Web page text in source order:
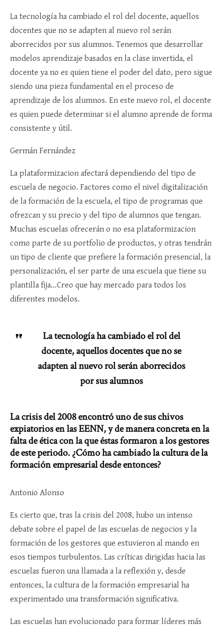
La tecnología ha cambiado el rol del docente, aquellos
docentes que no se adapten al nuevo rol serán
aborrecidos por sus alumnos. Tenemos que desarrollar
modelos aprendizaje basados en la clase invertida, el
docente ya no es quien tiene el poder del dato, pero sigue
siendo una pieza fundamental en el proceso de
aprendizaje de los alumnos. En este nuevo rol, el docente
es quien puede determinar si el alumno aprende de forma
consistente y útil.
Germán Fernández
La plataformizacion afectará dependiendo del tipo de
escuela de negocio. Factores como el nivel digitalización
de la formación de la escuela, el tipo de programas que
ofrezcan y su precio y del tipo de alumnos que tengan.
Muchas escuelas ofrecerán o no esa plataformizacion
como parte de su portfolio de productos, y otras tendrán
un tipo de cliente que prefiere la formación presencial, la
personalización, el ser parte de una escuela que tiene su
plantilla fija…Creo que hay mercado para todos los
diferentes modelos.
La tecnología ha cambiado el rol del
docente, aquellos docentes que no se
adapten al nuevo rol serán aborrecidos
por sus alumnos
La crisis del 2008 encontró uno de sus chivos
expiatorios en las EENN, y de manera concreta en la
falta de ética con la que éstas formaron a los gestores
de este periodo. ¿Cómo ha cambiado la cultura de la
formación empresarial desde entonces?
Antonio Alonso
Es cierto que, tras la crisis del 2008, hubo un intenso
debate sobre el papel de las escuelas de negocios y la
formación de los gestores que estuvieron al mando en
esos tiempos turbulentos. Las críticas dirigidas hacia las
escuelas fueron una llamada a la reflexión y, desde
entonces, la cultura de la formación empresarial ha
experimentado una transformación significativa.
Las escuelas han evolucionado para formar líderes más